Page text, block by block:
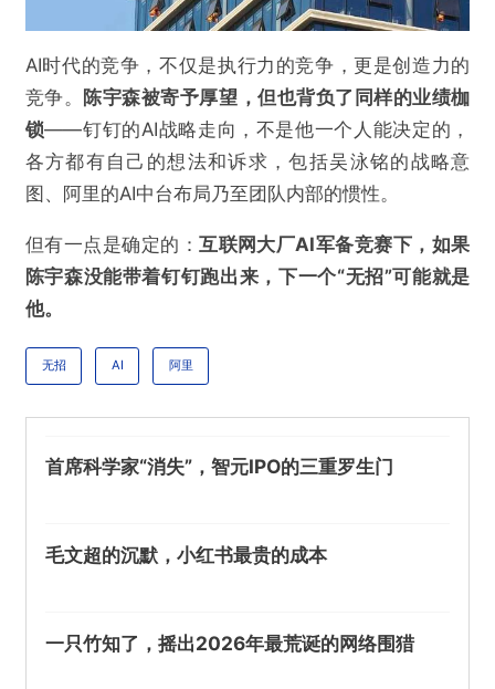
AI时代的竞争，不仅是执行力的竞争，更是创造力的
竞争。 陈宇森被寄予厚望，但也背负了同样的业绩枷
锁——钉钉的AI战略走向，不是他一个人能决定的，
各方都有自己的想法和诉求，包括吴泳铭的战略意
图、阿里的AI中台布局乃至团队内部的惯性。
但有一点是确定的：互联网大厂AI军备竞赛下，如果
陈宇森没能带着钉钉跑出来，下一个“无招”可能就是
他。
无招 AI 阿里
首席科学家“消失”，智元IPO的三重罗生门
毛文超的沉默，小红书最贵的成本
一只竹知了，摇出2026年最荒诞的网络围猎